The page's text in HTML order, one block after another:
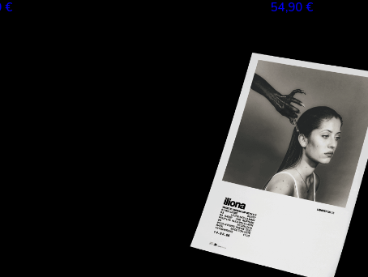
€ 54,90 €